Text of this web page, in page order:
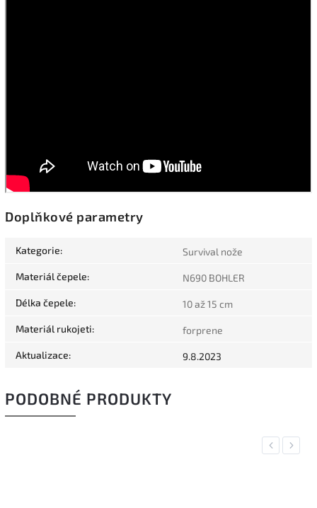
Doplňkové parametry
Kategorie: Survival nože
Materiál čepele: N690 BOHLER
Délka čepele: 10 až 15 cm
Materiál rukojeti: forprene
Aktualizace: 9.8.2023
PODOBNÉ PRODUKTY
Previous
Next